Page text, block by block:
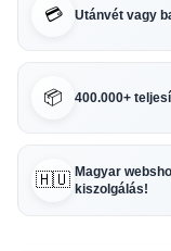
💳 Utánvét vagy
📦 400.000+
🇭🇺 Magyar
kiszolgálás!